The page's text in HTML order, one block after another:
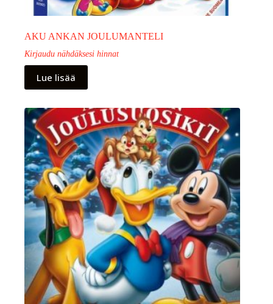
AKU ANKAN JOULUMANTELI
Kirjaudu nähdäksesi hinnat
Lue lisää